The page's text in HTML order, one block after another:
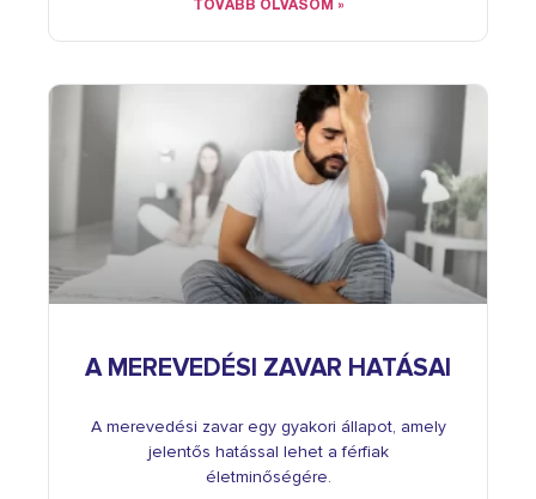
TOVÁBB OLVASOM »
A MEREVEDÉSI ZAVAR HATÁSAI
A merevedési zavar egy gyakori állapot, amely
jelentős hatással lehet a férfiak
életminőségére.